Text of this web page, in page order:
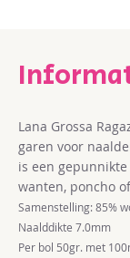
Lana Grossa
garen voor
is een
wanten, poncho
Samenstelling: 85%
Naalddikte 7.0mm
Per bol 50gr. met